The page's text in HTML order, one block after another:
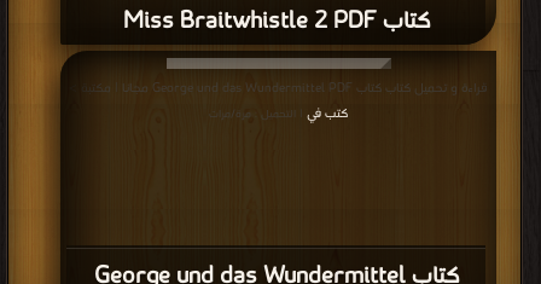
كتاب Miss Braitwhistle 2 PDF
قراءة و تحميل كتاب كتاب George und das Wundermittel PDF مجانا | مكتبة >
كتب في
| التحميل : مرة/مرات